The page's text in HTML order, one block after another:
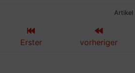
Artikel
Erster vorheriger